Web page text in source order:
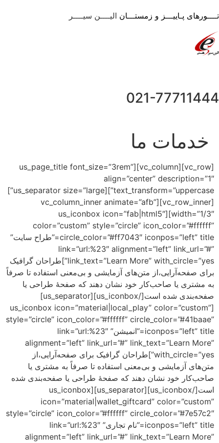
و زمستـــانالیــــن سیــــر
021-
ما
[vc_row][vc_column][us_page_title font_size=”3rem”
align=”center”
text_transform=”uppercase”][us_separator size=”large”]
[vc_row_inner][vc_column_inner animate=”afb”
width=”1/3″][us_iconbox icon=”fab|html5″
color=”custom” style=”circle”
circle_color=”#ff7043″ iconpos=”left” title=”طراح سایت”
link=”url:%23″
link_text=”Learn More” with_circle=”yes”]طراحان گرافیک
متن‌های آزمایشی و بی‌معنی استفاده تا صرفاً
خود نشان دهند که صفحهٔ طراحی یا
صفحه‌بندی شده است[/us_iconbox][us_separator]
[us_iconbox icon=”material|local_play”
style=”circle” icon_color=”#ffffff”
iconpos=”left” title=”انمیشن” link=”url:%23″
alignment=”left” link_url=”#”
with_circle=”yes”]طراحان گرافیک برای صفحه‌آرایی،از
و بی‌معنی استفاده تا صرفاً به مشتری یا
دهند که صفحهٔ طراحی یا صفحه‌بندی شده
است[/us_iconbox][us_separator][us_iconbox
icon=”material|wallet_giftcard”
style=”circle” icon_color=”#ffffff”
iconpos=”left” title=”نام تجاری” link=”url:%23″
alignment=”left” link_url=”#”